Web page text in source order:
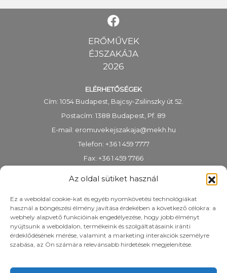
Az oldal sütiket használ
Ez a weboldal cookie-kat és egyéb nyomkövetési technológiákat
használ a böngészési élmény javítása érdekében a következő célokra: a
webhely alapvető funkcióinak engedélyezése, hogy jobb élményt
nyújtsunk a weboldalon, termékeink és szolgáltatásaink iránti
érdeklődésének mérése, valamint a marketing interakciók személyre
szabása, az Ön számára relevánsabb hirdetések megjelenítése.
ERŐMŰVEK
ÉJSZAKÁJA
2026
ELÉRHETŐSÉGEK
Cím: 1054 Budapest, Bajcsy-Zsilinszky út 52.
Postacím: 1388 Budapest, Pf. 89
E-mail: eromuvekejszakaja@mekh.hu
Telefon: +36 1 459 7777
Fax: +36 1 459 7766